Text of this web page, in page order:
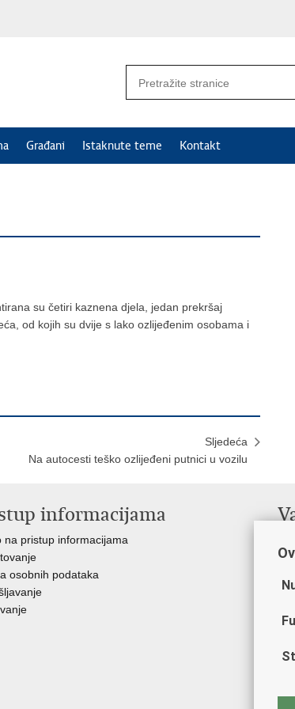
Građani Istaknute teme Kontakt
su četiri kaznena djela, jedan prekršaj
od kojih su dvije s lako ozlijeđenim osobama i
Sljedeća
Na autocesti teško ozlijeđeni putnici u vozilu
informacijama
na pristup informacijama
osobnih podataka